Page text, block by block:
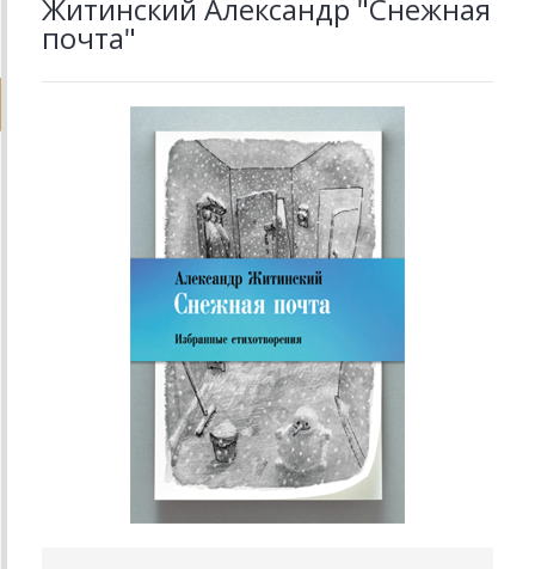
Житинский Александр "Снежная
почта"